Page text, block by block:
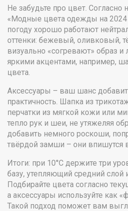
Не забудьте про цвет. Согласно
«Модные цвета одежды на 2024
погоду хорошо работают
оттенки: бежевый, оливковый,
визуально «согревают» образ и
яркими акцентами, например,
цвета.
Аксессуары – ваш шанс
практичность. Шапка из
перчатки из мягкой кожи или
тепло рук и шеи, не утяжеляя
добавить немного роскоши,
твёрдой замши – они впишутся
Итоги: при 10°C держите три
базу, утепляющий средний
Подбирайте цвета согласно
а аксессуары используйте как
Такой подход поможет вам